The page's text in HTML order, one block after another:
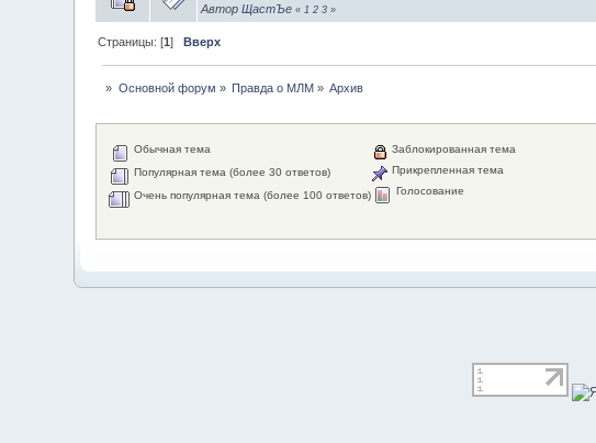
АвторЩастЪе « 1 2 3 »
Страницы: [1]Вверх
» Основной форум » Правда о МЛМ » Архив
Обычная тема
Популярная тема (более 30 ответов)
Очень популярная тема (более 100 ответов)
Заблокированная тема
Прикрепленная тема
Голосование